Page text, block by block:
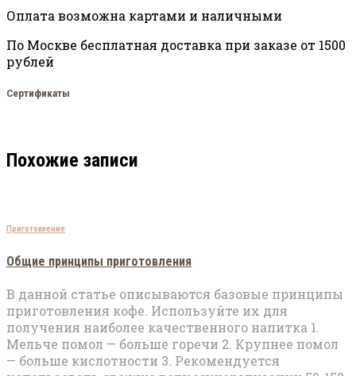
Оплата возможна картами и наличными
По Москве бесплатная доставка при заказе от 1500
рублей
Сертификаты
Похожие записи
Приготовление
Общие принципы приготовления
В данной статье описываются базовые принципы
приготовления кофе. Используйте их для
получения наиболее качественного напитка 1.
Мельче помол — больше горечи 2. Крупнее помол
— больше кислотности 3. Рекомендуется